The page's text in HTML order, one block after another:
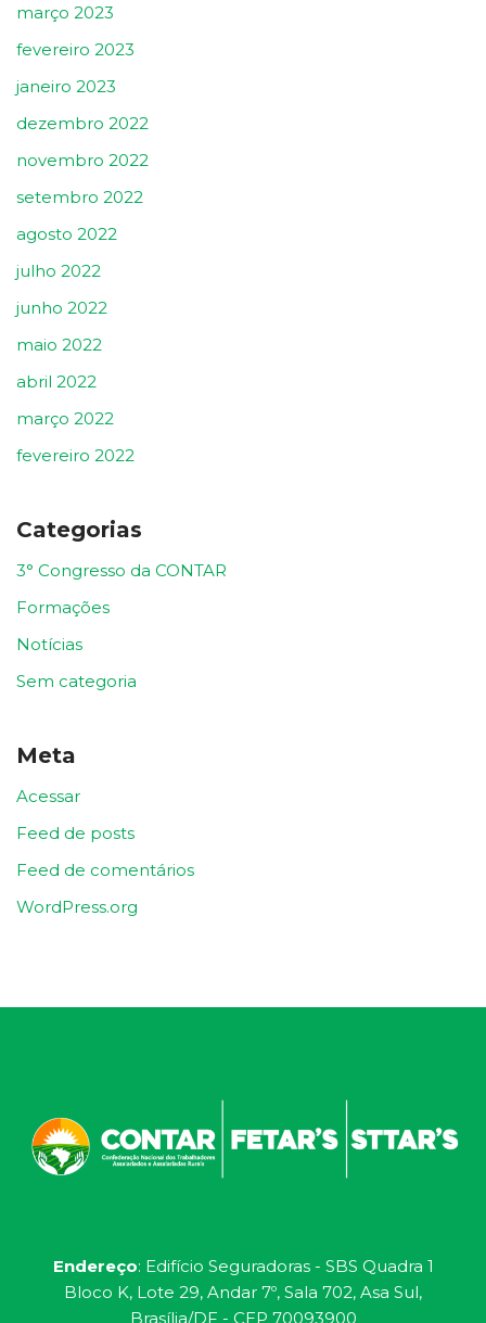
março 2023
fevereiro 2023
janeiro 2023
dezembro 2022
novembro 2022
setembro 2022
agosto 2022
julho 2022
junho 2022
maio 2022
abril 2022
março 2022
fevereiro 2022
Categorias
3° Congresso da CONTAR
Formações
Notícias
Sem categoria
Meta
Acessar
Feed de posts
Feed de comentários
WordPress.org
Endereço: Edifício Seguradoras - SBS Quadra 1
Bloco K, Lote 29, Andar 7º, Sala 702, Asa Sul,
Brasília/DF - CEP 70093900